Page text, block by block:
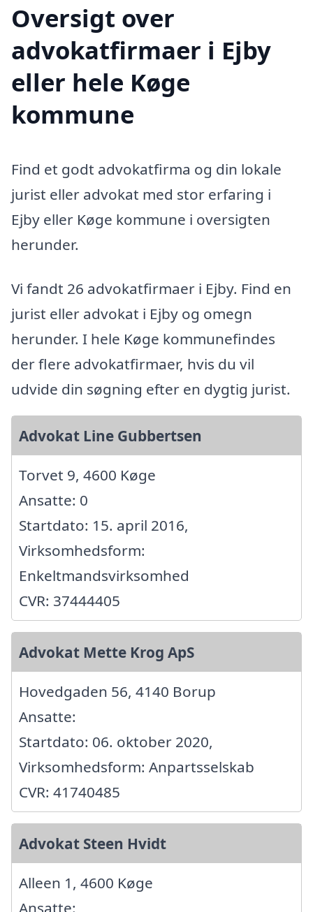
Oversigt over
advokatfirmaer i Ejby
eller hele Køge
kommune
Find et godt advokatfirma og din lokale
jurist eller advokat med stor erfaring i
Ejby eller Køge kommune i oversigten
herunder.
Vi fandt 26 advokatfirmaer i Ejby. Find en
jurist eller advokat i Ejby og omegn
herunder. I hele Køge kommunefindes
der flere advokatfirmaer, hvis du vil
udvide din søgning efter en dygtig jurist.
Advokat Line Gubbertsen
Torvet 9, 4600 Køge
Ansatte: 0
Startdato: 15. april 2016,
Virksomhedsform:
Enkeltmandsvirksomhed
CVR: 37444405
Advokat Mette Krog ApS
Hovedgaden 56, 4140 Borup
Ansatte:
Startdato: 06. oktober 2020,
Virksomhedsform: Anpartsselskab
CVR: 41740485
Advokat Steen Hvidt
Alleen 1, 4600 Køge
Ansatte: